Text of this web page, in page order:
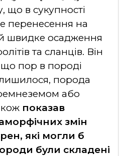
що в сукупності
перенесення на
й швидке осадження
та сланців. Він
пор в породі
порода
або
показав
змін
які могли б
були складені